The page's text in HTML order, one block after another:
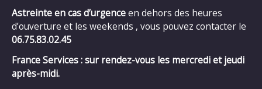
Astreinte en cas d’urgenceen dehors des heures
d’ouverture et les weekends , vous pouvez contacter le
06.75.83.02.45
France Services : sur rendez-vous les mercredi et jeudi
après-midi.